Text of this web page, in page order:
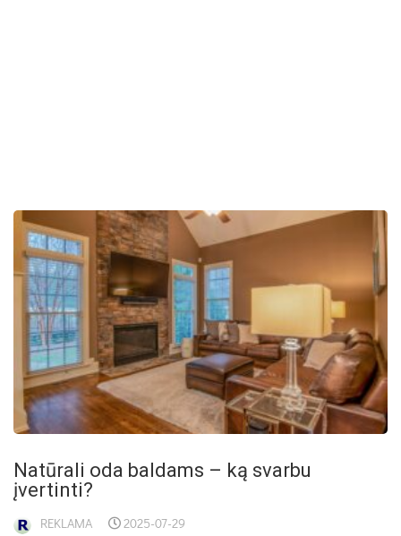
Natūrali oda baldams – ką svarbu
įvertinti?
REKLAMA 2025-07-29